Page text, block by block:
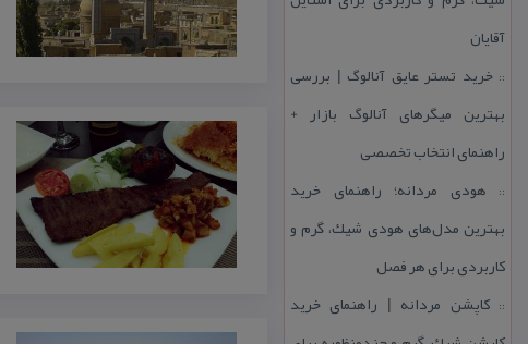
آقایان
::خرید تستر عایق آنالوگ | بررسی
بهترین میگرهای آنالوگ بازار +
راهنمای انتخاب تخصصی
:: هودی مردانه؛ راهنمای خرید
بهترین مدل‌های هودی شیك، گرم و
كاربردی برای هر فصل
::كاپشن مردانه | راهنمای خرید